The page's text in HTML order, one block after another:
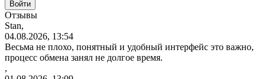
Отзывы
Stan,
04.08.2026, 13:54
Весьма не плохо, понятный и удобный интерфейс это важно,
процесс обмена занял не долгое время.
,